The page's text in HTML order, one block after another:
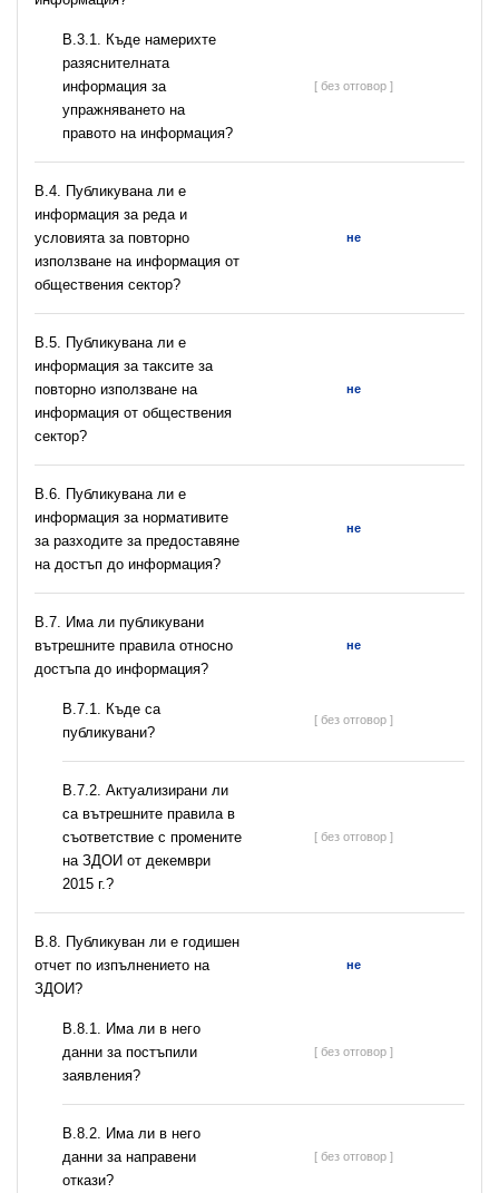
В.3.1. Къде намерихте
разяснителната
информация за
упражняването на
правото на информация?
[ без отговор ]
В.4. Публикувана ли е
информация за реда и
условията за повторно
използване на информация от
обществения сектор?
не
В.5. Публикувана ли е
информация за таксите за
повторно използване на
информация от обществения
сектор?
не
В.6. Публикувана ли е
информация за нормативите
за разходите за предоставяне
на достъп до информация?
не
В.7. Има ли публикувани
вътрешните правила относно
достъпа до информация?
не
В.7.1. Къде са
публикувани?
[ без отговор ]
В.7.2. Актуализирани ли
са вътрешните правила в
съответствие с промените
на ЗДОИ от декември
2015 г.?
[ без отговор ]
В.8. Публикуван ли е годишен
отчет по изпълнението на
ЗДОИ?
не
В.8.1. Има ли в него
данни за постъпили
заявления?
[ без отговор ]
В.8.2. Има ли в него
данни за направени
откази?
[ без отговор ]